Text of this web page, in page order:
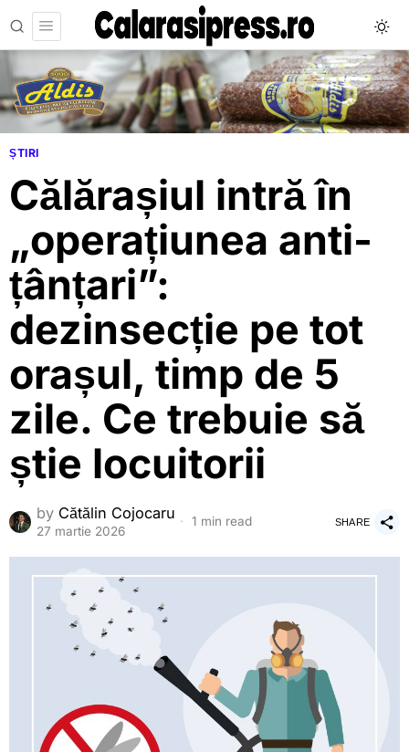
ȘTIRI
Călărașiul intră în
„operațiunea anti-
țânțari”:
dezinsecție pe tot
orașul, timp de 5
zile. Ce trebuie să
știe locuitorii
by Cătălin Cojocaru
27 martie 2026
1 min read SHARE